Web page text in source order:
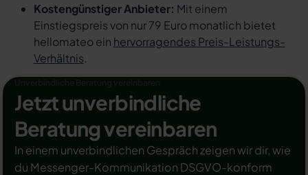
Kostengünstiger Anbieter: Mit einem
Einstiegspreis von nur 79 Euro monatlich bietet
hellomateo ein hervorragendes Preis-Leistungs-
Verhältnis.
Jetzt unverbindliche
Beratung vereinbaren
In einem unverbindlichen Gespräch zeigen wir dir, wie
du Messenger-Kommunikation DSGVO-konform